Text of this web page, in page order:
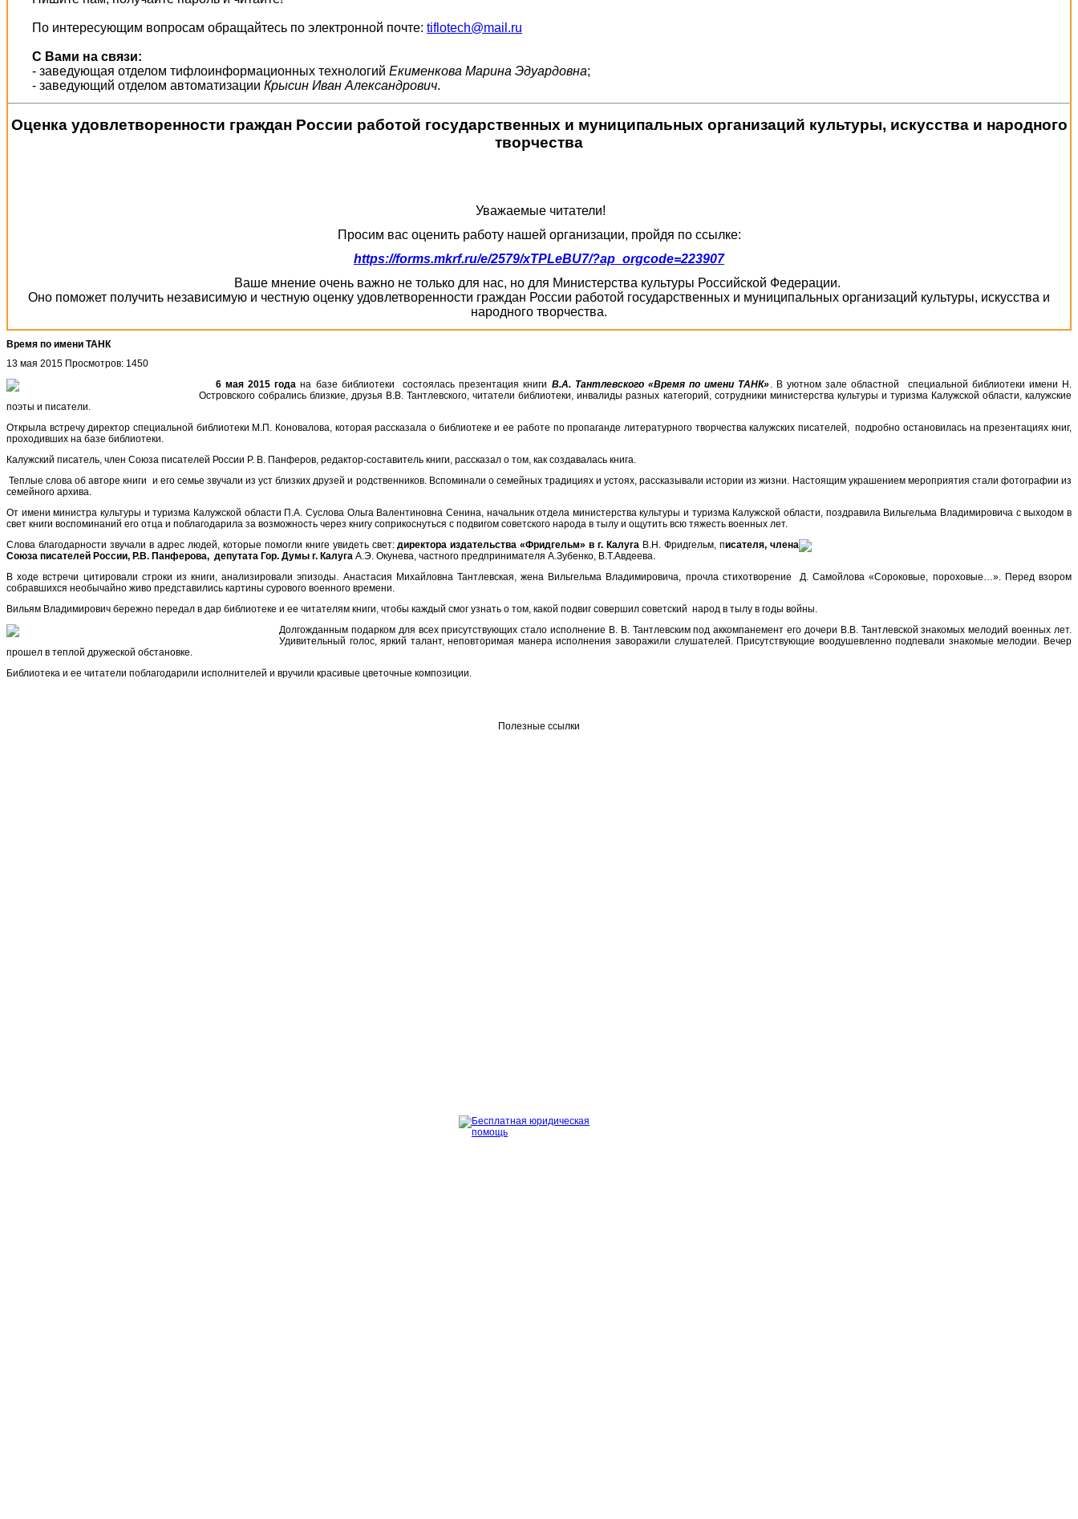
По интересующим вопросам обращайтесь по электронной почте: tiflotech@mail.ru
С Вами на связи:
- заведующая отделом тифлоинформационных технологий Екименкова Марина Эдуардовна;
- заведующий отделом автоматизации Крысин Иван Александрович.
Оценка удовлетворенности граждан России работой государственных и муниципальных организаций культуры, искусства и народного
творчества
Уважаемые читатели!
Просим вас оценить работу нашей организации, пройдя по ссылке:
https://forms.mkrf.ru/e/2579/xTPLeBU7/?ap_orgcode=223907
Ваше мнение очень важно не только для нас, но для Министерства культуры Российской Федерации.
Оно поможет получить независимую и честную оценку удовлетворенности граждан России работой государственных и муниципальных организаций культуры, искусства и
народного творчества.
Время по имени ТАНК
13 мая 2015 Просмотров: 1450
6 мая 2015 года на базе библиотеки состоялась презентация книги В.А. Тантлевского «Время по имени ТАНК» . В уютном зале областной специальной библиотеки имени Н.
Островского собрались близкие, друзья В.В. Тантлевского, читатели библиотеки, инвалиды разных категорий, сотрудники министерства культуры и туризма Калужской области, калужские
поэты и писатели.
Открыла встречу директор специальной библиотеки М.П. Коновалова, которая рассказала о библиотеке и ее работе по пропаганде литературного творчества калужских писателей, подробно остановилась на презентациях книг,
проходивших на базе библиотеки.
Калужский писатель, член Союза писателей России Р. В. Панферов, редактор-составитель книги, рассказал о том, как создавалась книга.
Теплые слова об авторе книги и его семье звучали из уст близких друзей и родственников. Вспоминали о семейных традициях и устоях, рассказывали истории из жизни. Настоящим украшением мероприятия стали фотографии из
семейного архива.
От имени министра культуры и туризма Калужской области П.А. Суслова Ольга Валентиновна Сенина, начальник отдела министерства культуры и туризма Калужской области, поздравила Вильгельма Владимировича с выходом в
свет книги воспоминаний его отца и поблагодарила за возможность через книгу соприкоснуться с подвигом советского народа в тылу и ощутить всю тяжесть военных лет.
Слова благодарности звучали в адрес людей, которые помогли книге увидеть свет:директора издательства «Фридгельм» в г. Калуга В.Н. Фридгельм, писателя, члена
Союза писателей России, Р.В. Панферова, депутата Гор. Думы г. Калуга А.Э. Окунева, частного предпринимателя А.Зубенко, В.Т.Авдеева.
В ходе встречи цитировали строки из книги, анализировали эпизоды. Анастасия Михайловна Тантлевская, жена Вильгельма Владимировича, прочла стихотворение Д. Самойлова «Сороковые, пороховые…». Перед взором
собравшихся необычайно живо представились картины сурового военного времени.
Вильям Владимирович бережно передал в дар библиотеке и ее читателям книги, чтобы каждый смог узнать о том, какой подвиг совершил советский народ в тылу в годы войны.
Долгожданным подарком для всех присутствующих стало исполнение В. В. Тантлевским под аккомпанемент его дочери В.В. Тантлевской знакомых мелодий военных лет.
Удивительный голос, яркий талант, неповторимая манера исполнения заворажили слушателей. Присутствующие воодушевленно подпевали знакомые мелодии. Вечер
прошел в теплой дружеской обстановке.
Библиотека и ее читатели поблагодарили исполнителей и вручили красивые цветочные композиции.
Полезные ссылки